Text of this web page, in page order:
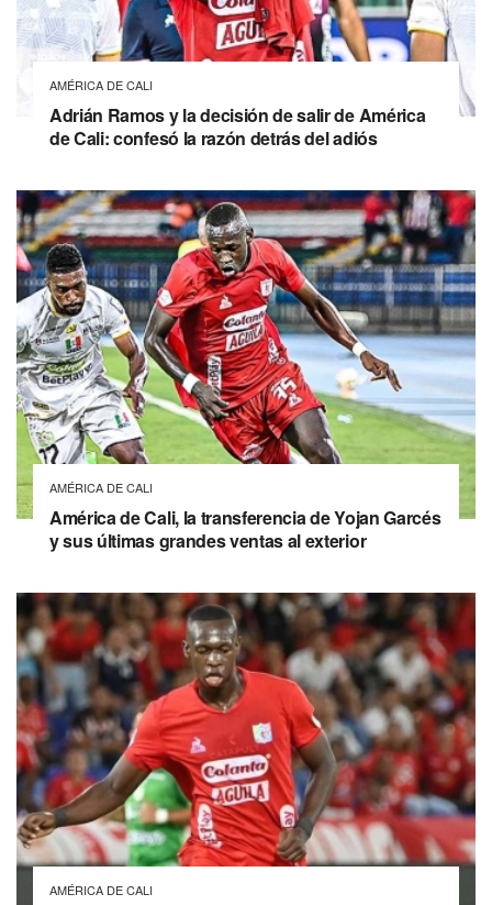
AMÉRICA DE CALI
Adrián Ramos y la decisión de salir de América
de Cali: confesó la razón detrás del adiós
AMÉRICA DE CALI
América de Cali, la transferencia de Yojan Garcés
y sus últimas grandes ventas al exterior
AMÉRICA DE CALI